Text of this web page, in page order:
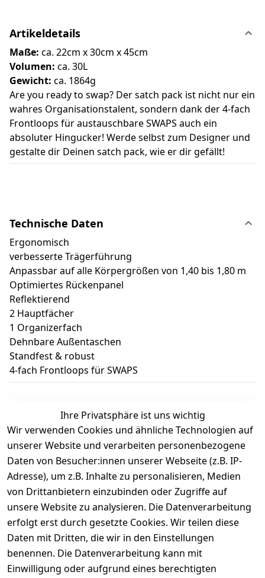
Artikeldetails
Maße: ca. 22cm x 30cm x 45cm
Volumen: ca. 30L
Gewicht: ca. 1864g
Are you ready to swap? Der satch pack ist nicht nur ein
wahres Organisationstalent, sondern dank der 4-fach
Frontloops für austauschbare SWAPS auch ein
absoluter Hingucker! Werde selbst zum Designer und
gestalte dir Deinen satch pack, wie er dir gefällt!
Technische Daten
Ergonomisch
verbesserte Trägerführung
Anpassbar auf alle Körpergrößen von 1,40 bis 1,80 m
Optimiertes Rückenpanel
Reflektierend
2 Hauptfächer
1 Organizerfach
Dehnbare Außentaschen
Standfest & robust
4-fach Frontloops für SWAPS
Kundenbewertungen
Durchschnittliche Bewertung
0
Basierend auf 0 Bewertung(en)
Bewertung abgeben
5
( 0 )
4
( 0 )
3
( 0 )
Ihre Privatsphäre ist uns wichtig
Wir verwenden Cookies und ähnliche Technologien auf
unserer Website und verarbeiten personenbezogene
Daten von Besucher:innen unserer Webseite (z.B. IP-
Adresse), um z.B. Inhalte zu personalisieren, Medien
von Drittanbietern einzubinden oder Zugriffe auf
unsere Website zu analysieren. Die Datenverarbeitung
erfolgt erst durch gesetzte Cookies. Wir teilen diese
Daten mit Dritten, die wir in den Einstellungen
benennen. Die Datenverarbeitung kann mit
Einwilligung oder aufgrund eines berechtigten